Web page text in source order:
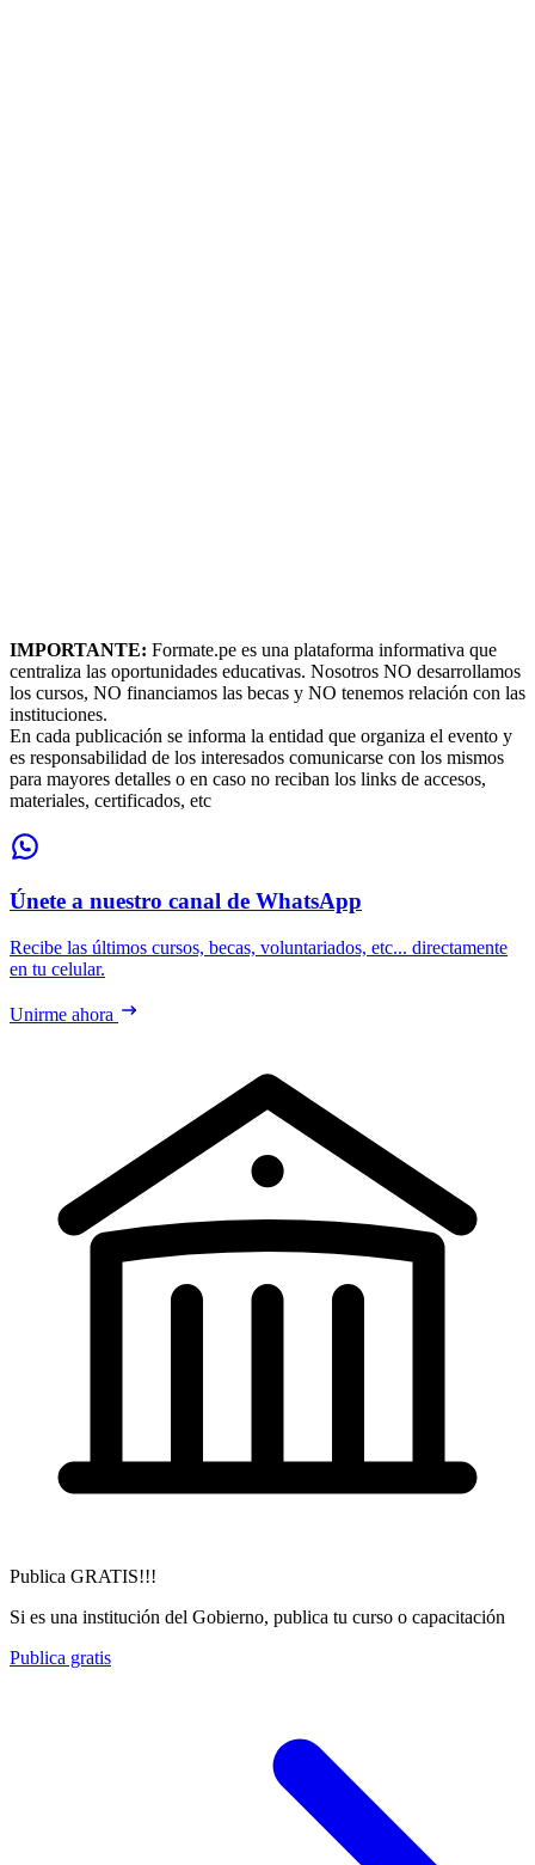
IMPORTANTE: Formate.pe es una plataforma informativa que
centraliza las oportunidades educativas. Nosotros NO desarrollamos
los cursos, NO financiamos las becas y NO tenemos relación con las
instituciones.
En cada publicación se informa la entidad que organiza el evento y
es responsabilidad de los interesados comunicarse con los mismos
para mayores detalles o en caso no reciban los links de accesos,
materiales, certificados, etc
Únete a nuestro canal de WhatsApp
Recibe las últimos cursos, becas, voluntariados, etc... directamente
en tu celular.
Unirme ahora
Publica GRATIS!!!
Si es una institución del Gobierno, publica tu curso o capacitación
Publica gratis